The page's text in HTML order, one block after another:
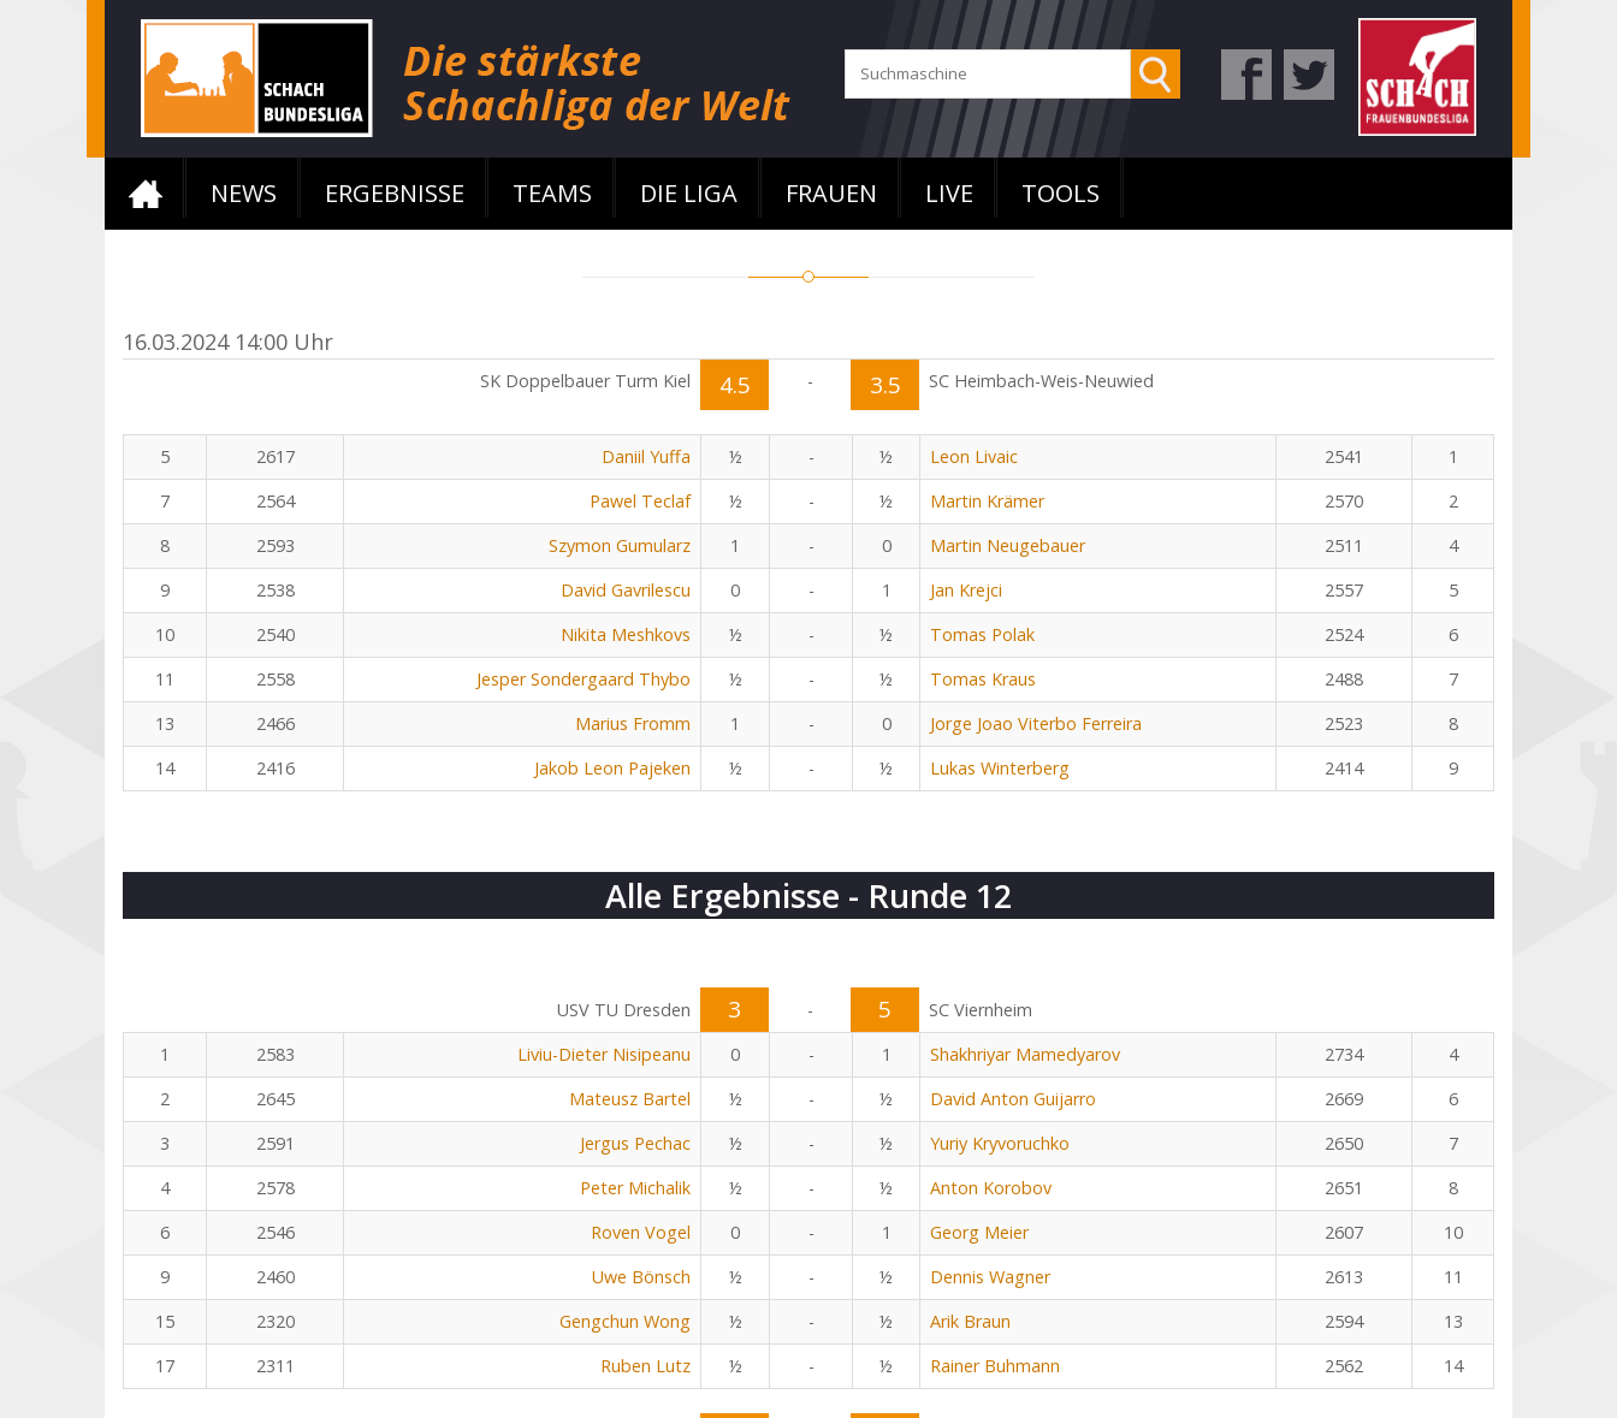
NEWS ERGEBNISSE TEAMS DIE LIGA FRAUEN LIVE TOOLS
16.03.2024 14:00 Uhr
SK Doppelbauer Turm Kiel 4.5 - 3.5 SC Heimbach-Weis-Neuwied
5 2617 Daniil Yuffa ½ - ½ Leon Livaic 2541
1
7
2564 Pawel Teclaf ½ - ½ Martin Krämer 2570
2
8
2593 Szymon Gumularz 1 - 0 Martin Neugebauer 2511
4
9
2538 David Gavrilescu 0 - 1 Jan Krejci 2557
5
10
2540 Nikita Meshkovs ½ - ½ Tomas Polak 2524
6
11
2558 Jesper Sondergaard Thybo ½ - ½ Tomas Kraus 2488
7
13
2466 Marius Fromm 1 - 0 Jorge Joao Viterbo Ferreira 2523
8
14
2416 Jakob Leon Pajeken ½ - ½ Lukas Winterberg 2414 9
Alle Ergebnisse - Runde 12
USV TU Dresden 3 - 5
SC Viernheim
1
2583 Liviu-Dieter Nisipeanu 0 - 1 Shakhriyar Mamedyarov 2734
4
2
2645 Mateusz Bartel ½ - ½ David Anton Guijarro 2669
6
3
2591 Jergus Pechac ½ - ½ Yuriy Kryvoruchko 2650
7
4
2578 Peter Michalik ½ - ½ Anton Korobov 2651
8
6
2546 Roven Vogel 0 - 1 Georg Meier 2607
10
9
2460 Uwe Bönsch ½ - ½ Dennis Wagner 2613
11
15
2320 Gengchun Wong ½ - ½ Arik Braun 2594
13
17
2311 Ruben Lutz ½ - ½ Rainer Buhmann 2562 14